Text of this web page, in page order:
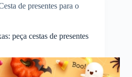
de presentes para o
peça cestas de presentes